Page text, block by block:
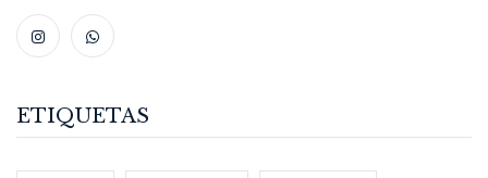
ETIQUETAS